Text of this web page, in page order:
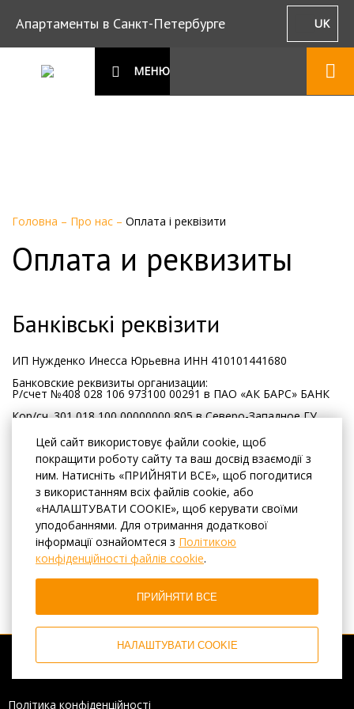
Цей сайт використовує файли cookie, щоб
покращити роботу сайту та ваш досвід взаємодії з
ним. Натисніть «ПРИЙНЯТИ ВСЕ», щоб погодитися
з використанням всіх файлів cookie, або
«НАЛАШТУВАТИ COOKIE», щоб керувати своїми
уподобаннями. Для отримання додаткової
інформації ознайомтеся з Політикою
конфіденційності файлів cookie.
ПРИЙНЯТИ ВСЕ
НАЛАШТУВАТИ COOKIE
Апартаменты в Санкт-Петербурге UK
МЕНЮ
Головна – Про нас – Оплата і реквізити
Оплата и реквизиты
Банківські реквізити
ИП Нужденко Инесса Юрьевна ИНН 410101441680
Банковские реквизиты организации:
Р/счет №408 028 106 973100 00291 в ПАО «АК БАРС» БАНК
Кор/сч. 301 018 100 00000000 805 в Северо-Западное ГУ
БИК 049205805 ИНН 1653001805
КПП 165601001, ОКПО 13001745
Політика конфіденційності